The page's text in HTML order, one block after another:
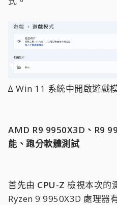
∆ Win 11 系統中開啟遊戲
AMD R9 9950X3D、R9
能、跑分軟體測試
首先由 CPU-Z 檢視本次的
Ryzen 9 9950X3D 處理器